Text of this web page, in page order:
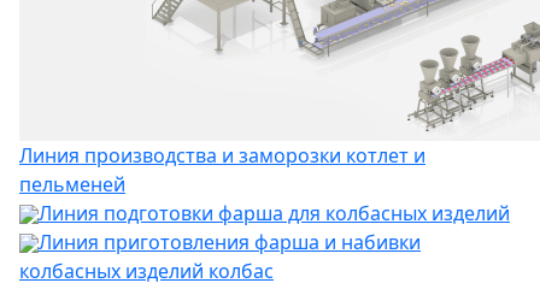
Линия производства и заморозки котлет и
пельменей
Линия подготовки фарша для колбасных изделий
Линия приготовления фарша и набивки
колбасных изделий колбас